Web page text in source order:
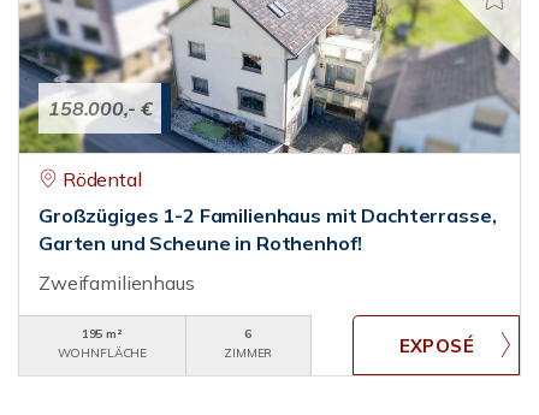
158.000,- €
Rödental
Großzügiges 1-2 Familienhaus mit Dachterrasse,
Garten und Scheune in Rothenhof!
Zweifamilienhaus
195 m²
WOHNFLÄCHE
6
ZIMMER